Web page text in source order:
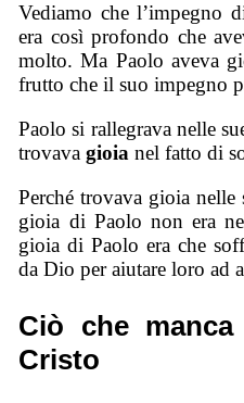
Vediamo che l’impegno
era così profondo che
molto. Ma Paolo aveva
frutto che il suo impegno
Paolo si rallegrava nelle
trovavagioia nel fatto di
Perché trovava gioia nelle
gioia di Paolo non era
gioia di Paolo era che
da Dio per aiutare loro ad
Ciò che
Cristo